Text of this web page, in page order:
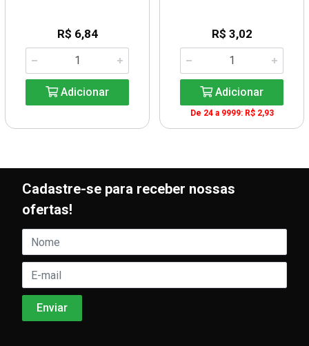
R$ 6,84
Adicionar
R$ 3,02
Adicionar
De 24 a 9999: R$ 2,93
Cadastre-se para receber nossas
ofertas!